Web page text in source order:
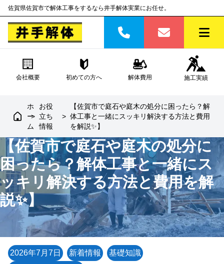
佐賀県佐賀市で解体工事をするなら井手解体実業にお任せ。
会社概要 初めての方へ 解体費用 施工実績
ホ
ー
ム
>
お役
立ち
情報
>
【佐賀市で庭石や庭木の処分に困ったら？解
体工事と一緒にスッキリ解決する方法と費用
を解説✨】
【佐賀市で庭石や庭木の処分に
困ったら？解体工事と一緒にス
ッキリ解決する方法と費用を解
説✨】
2026年7月7日 新着情報
基礎知識